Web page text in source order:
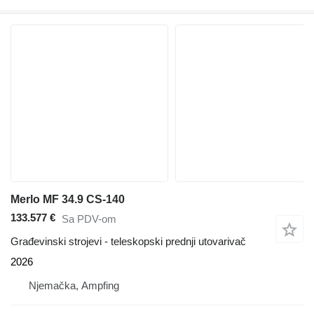
Merlo MF 34.9 CS-140
133.577 € Sa PDV-om
Građevinski strojevi - teleskopski prednji utovarivač
2026
Njemačka, Ampfing